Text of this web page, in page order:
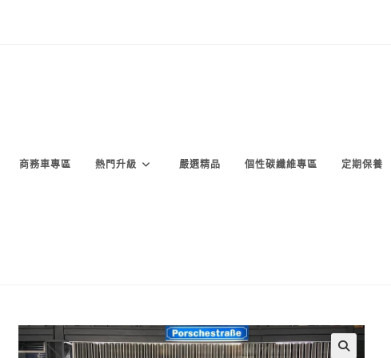
商務車專區 熱門升級 嚴選精品 個性碳纖維專區 定期保養